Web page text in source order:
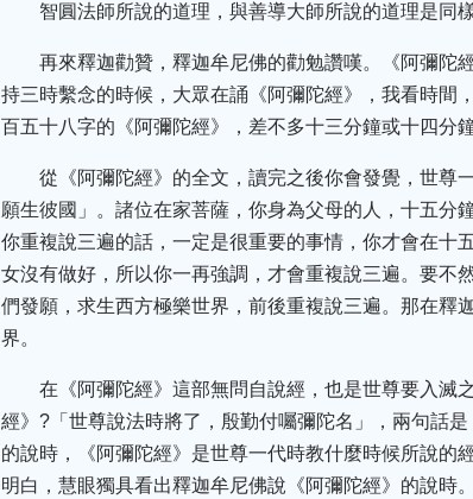
智圓法師所說的道理，與善導大師所說的道理是同
再來釋迦勸贊，釋迦牟尼佛的勸勉讚嘆。《阿彌陀
持三時繫念的時候，大眾在誦《阿彌陀經》，我看時間
百五十八字的《阿彌陀經》，差不多十三分鐘或十四分
從《阿彌陀經》的全文，讀完之後你會發覺，世尊
願生彼國」。諸位在家菩薩，你身為父母的人，十五分
你重複說三遍的話，一定是很重要的事情，你才會在十
女沒有做好，所以你一再強調，才會重複說三遍。要不
們發願，求生西方極樂世界，前後重複說三遍。那在釋
界。
在《阿彌陀經》這部無問自說經，也是世尊要入滅
經》?「世尊說法時將了，殷勤付囑彌陀名」，兩句話
的說時，《阿彌陀經》是世尊一代時教什麼時候所說的
明白，慧眼獨具看出釋迦牟尼佛說《阿彌陀經》的說時。